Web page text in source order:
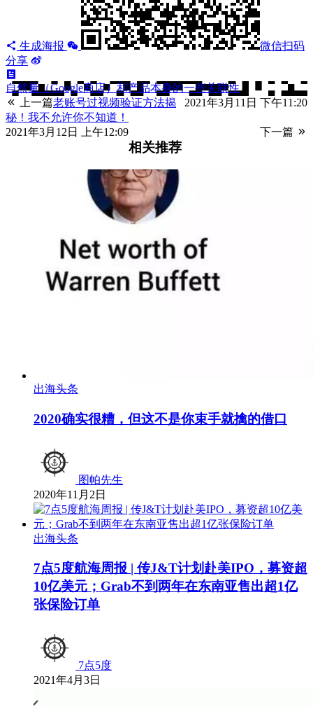
生成海报
微信扫码
分享
自然量（Google商店）和产品本身的一些关联性
上一篇
2021年3月11日 下午11:20
老账号过视频验证方法揭
秘！我不允许你不知道！
下一篇
2021年3月12日 上午12:09
相关推荐
出海头条
2020确实很糟，但这不是你束手就擒的借口
图帕先生
2020年11月2日
出海头条
7点5度航海周报 | 传J&T计划赴美IPO，募资超
10亿美元；Grab不到两年在东南亚售出超1亿
张保险订单
7点5度
2021年4月3日